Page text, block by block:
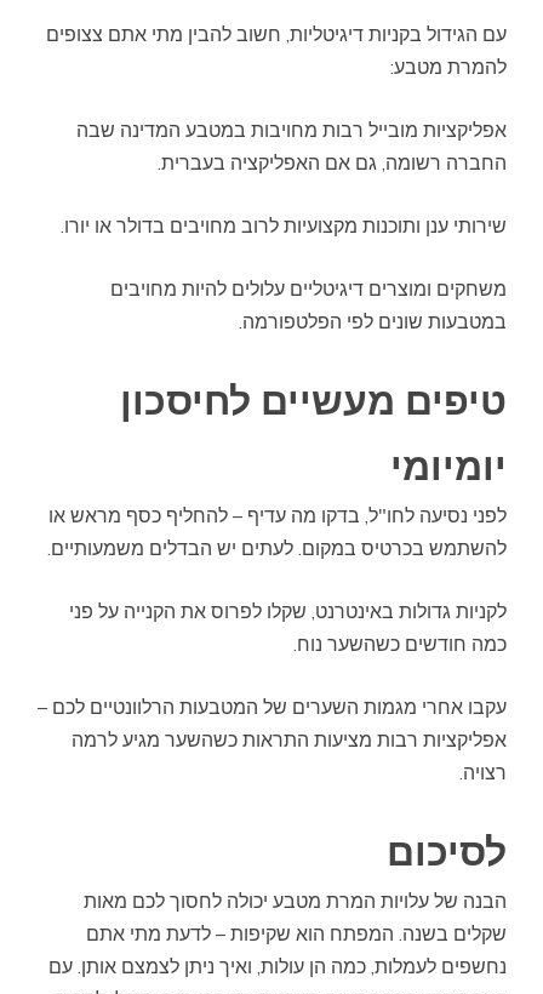
עם הגידול בקניות דיגיטליות, חשוב להבין מתי אתם צצופים
להמרת מטבע:
אפליקציות מובייל רבות מחויבות במטבע המדינה שבה
החברה רשומה, גם אם האפליקציה בעברית.
שירותי ענן ותוכנות מקצועיות לרוב מחויבים בדולר או יורו.
משחקים ומוצרים דיגיטליים עלולים להיות מחויבים
במטבעות שונים לפי הפלטפורמה.
טיפים מעשיים לחיסכון
יומיומי
לפני נסיעה לחו"ל, בדקו מה עדיף – להחליף כסף מראש או
להשתמש בכרטיס במקום. לעתים יש הבדלים משמעותיים.
לקניות גדולות באינטרנט, שקלו לפרוס את הקנייה על פני
כמה חודשים כשהשער נוח.
עקבו אחרי מגמות השערים של המטבעות הרלוונטיים לכם –
אפליקציות רבות מציעות התראות כשהשער מגיע לרמה
רצויה.
לסיכום
הבנה של עלויות המרת מטבע יכולה לחסוך לכם מאות
שקלים בשנה. המפתח הוא שקיפות – לדעת מתי אתם
נחשפים לעמלות, כמה הן עולות, ואיך ניתן לצמצם אותן. עם